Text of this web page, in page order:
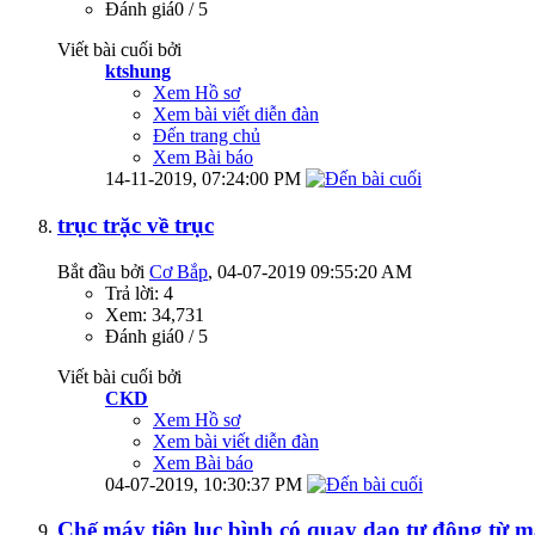
Đánh giá0 / 5
Viết bài cuối bởi
ktshung
Xem Hồ sơ
Xem bài viết diễn đàn
Đến trang chủ
Xem Bài báo
14-11-2019, 07:24:00 PM
trục trặc về trục
Bắt đầu bởi Cơ Bắp‎, 04-07-2019 09:55:20 AM
Trả lời: 4
Xem: 34,731
Đánh giá0 / 5
Viết bài cuối bởi
CKD
Xem Hồ sơ
Xem bài viết diễn đàn
Xem Bài báo
04-07-2019, 10:30:37 PM